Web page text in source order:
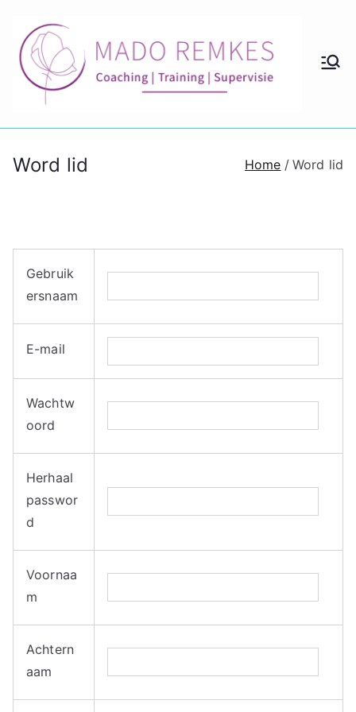
inhoud
ad
o
m
ke
s
C
oa
ch
in
en
C
ns
Coach
lidmaa
Word lid Home Word lid
Gebruik
ersnaam
E-mail
Wachtw
oord
Herhaal
passwor
d
Voornaa
m
Achtern
aam